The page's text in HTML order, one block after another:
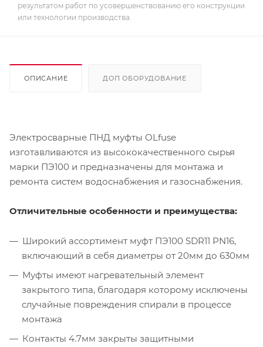
результатом работ по усовершенствованию его конструкции
или технологии производства.
ОПИСАНИЕ ДОП ОБОРУДОВАНИЕ
Электросварные ПНД муфты OLfuse
изготавливаются из высококачественного сырья
марки ПЭ100 и предназначены для монтажа и
ремонта систем водоснабжения и газоснабжения.
Отличительные особенности и преимущества:
Широкий ассортимент муфт ПЭ100 SDR11 PN16,
включающий в себя диаметры от 20мм до 630мм
Муфты имеют нагревательный элемент
закрытого типа, благодаря которому исключены
случайные повреждения спирали в процессе
монтажа
Контакты 4.7мм закрыты защитными